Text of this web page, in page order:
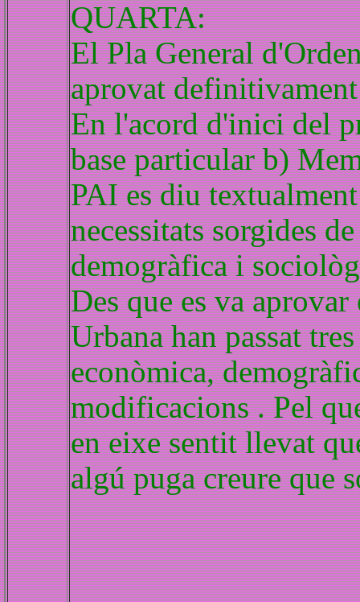
QUARTA:
El Pla General
aprovat
En l'acord d'inici del
base particular b)
PAI es diu
necessitats sorgides
demogràfica i
Des que es va
Urbana han passat
econòmica,
modificacions . Pel
en eixe sentit llevat
algú puga creure que